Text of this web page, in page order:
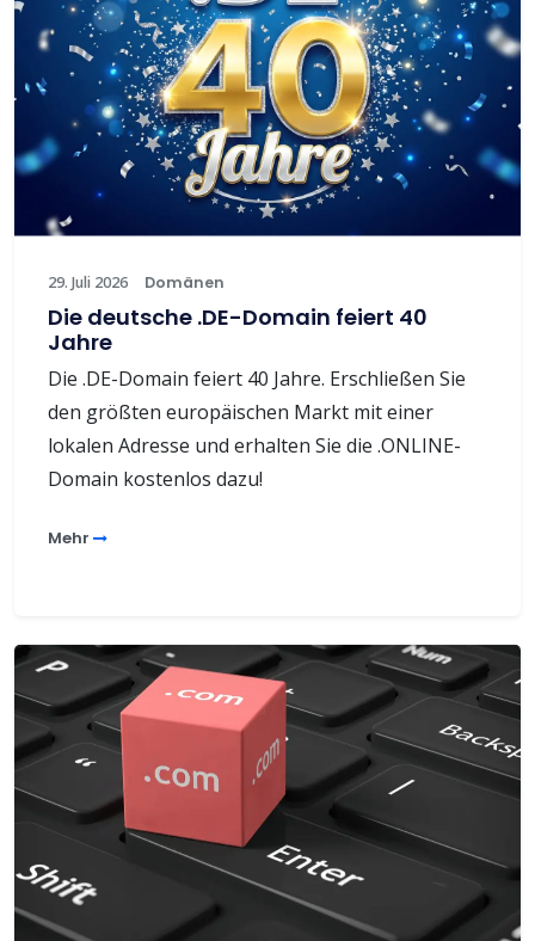
29. Juli 2026 Domänen
Die deutsche .DE-Domain feiert 40
Jahre
Die .DE-Domain feiert 40 Jahre. Erschließen Sie
den größten europäischen Markt mit einer
lokalen Adresse und erhalten Sie die .ONLINE-
Domain kostenlos dazu!
Mehr